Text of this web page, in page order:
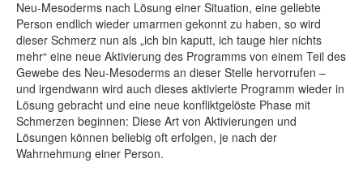
Neu-Mesoderms nach Lösung einer Situation, eine geliebte
Person endlich wieder umarmen gekonnt zu haben, so wird
dieser Schmerz nun als „ich bin kaputt, ich tauge hier nichts
mehr“ eine neue Aktivierung des Programms von einem Teil des
Gewebe des Neu-Mesoderms an dieser Stelle hervorrufen –
und irgendwann wird auch dieses aktivierte Programm wieder in
Lösung gebracht und eine neue konfliktgelöste Phase mit
Schmerzen beginnen: Diese Art von Aktivierungen und
Lösungen können beliebig oft erfolgen, je nach der
Wahrnehmung einer Person.